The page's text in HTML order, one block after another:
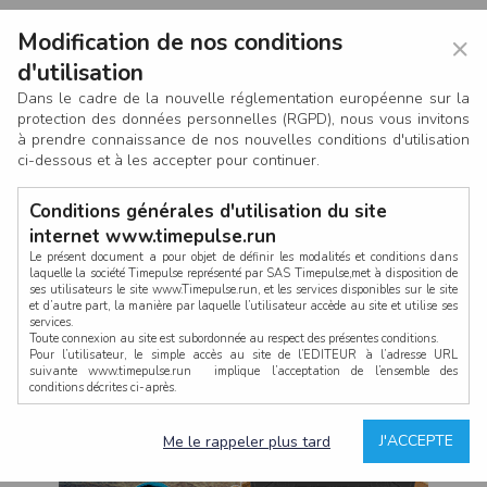
CONNEXION
×
Modification de nos conditions
d'utilisation
Dans le cadre de la nouvelle réglementation européenne sur la
protection des données personnelles (RGPD), nous vous invitons
à prendre connaissance de nos nouvelles conditions d'utilisation
ci-dessous et à les accepter pour continuer.
Conditions générales d'utilisation du site
internet www.timepulse.run
Le présent document a pour objet de définir les modalités et conditions dans
laquelle la société Timepulse représenté par SAS Timepulse,met à disposition de
ses utilisateurs le site www.Timepulse.run, et les services disponibles sur le site
et d’autre part, la manière par laquelle l’utilisateur accède au site et utilise ses
services.
Toute connexion au site est subordonnée au respect des présentes conditions.
Pour l’utilisateur, le simple accès au site de l’EDITEUR à l’adresse URL
suivante www.timepulse.run implique l’acceptation de l’ensemble des
conditions décrites ci-après.
La structure générale du site www.timepulse.run, par quelque procédé que ce
soit, sans l'autorisation préalable et par écrit de Fourcherot Mickael et/ou de ses
J'ACCEPTE
Me le rappeler plus tard